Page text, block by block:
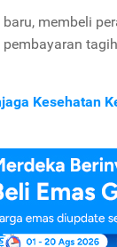
membeli
Kesehatan